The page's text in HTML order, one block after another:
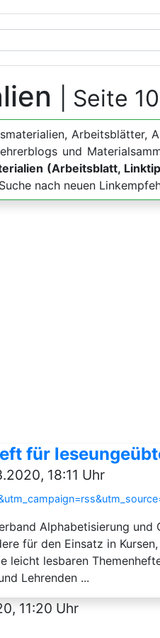
| Seite
Arbeitsblätter,
und
(Arbeitsblatt,
nach neuen
für
18:11 Uhr
Alphabetisierung
für den Einsatz in
lesbaren
Lehrenden ...
11:20 Uhr